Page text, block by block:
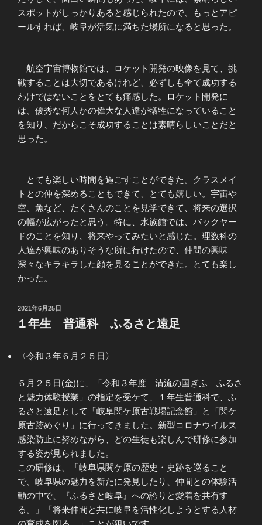
スポットがしっかりあると感じられたので、もっとアピ
ールすれば、岐阜が活気に満ちた場所になると思った。
航空宇宙博物館では、ロケット開発の映像を見て、挑
戦することは大切であるけれど、必ずしも全て成功する
わけではないことをとても痛感した。ロケット開発に
は、優秀な何人かの偉大な人達が犠牲になっていること
を知り、だからこそ成功することは素晴らしいことだと
思った。
とても楽しい時間を過ごすことができた。クラスメイ
トとの仲を深めることもできて、とても嬉しい。宇宙や
空、魚など、たくさんのことを見学できて、将来の選択
の幅が広がったと思う。特に、水族館では、バックヤー
ドのことを知り、将来やってみたいと感じた。理数科の
人達が興味のありそうな所に行けたので、仲間の興味
深々なキラキラした顔を見ることができた。とても楽し
かった。
投
稿
日:
2021年6月25日
１年生 普通科 ふるさと遠足
〈令和３年６月２５日〉
６月２５日(金)に、「令和３年度 清流の国ぎふ ふるさ
と魅力体験授業」の指定を受ケて、１年生普通科で、ふ
るさと遠足として「岐阜関ケ原古戦場記念館」と「関ケ
原古跡めぐり」に行ってきました。新型コロナウイルス
感染防止に努めながら、どの生徒も楽しんで研修に参加
する姿が見られました。
この研修は、「岐阜県関ケ原の歴史・史跡を巡ること
で、岐阜県の魅力を新たに発見したり、仲間との体験活
動の中で、『ふるさと岐阜』への誇りと愛着を共有す
る。」「将来仲間と共に岐阜を活性化しようとする人材